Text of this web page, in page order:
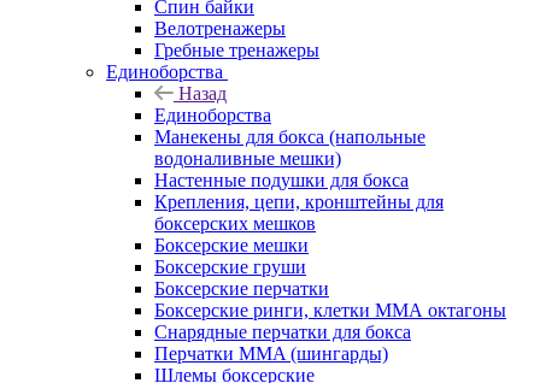
Спин байки
Велотренажеры
Гребные тренажеры
Единоборства
Назад
Единоборства
Манекены для бокса (напольные
водоналивные мешки)
Настенные подушки для бокса
Крепления, цепи, кронштейны для
боксерских мешков
Боксерские мешки
Боксерские груши
Боксерские перчатки
Боксерские ринги, клетки ММА октагоны
Снарядные перчатки для бокса
Перчатки MMA (шингарды)
Шлемы боксерские